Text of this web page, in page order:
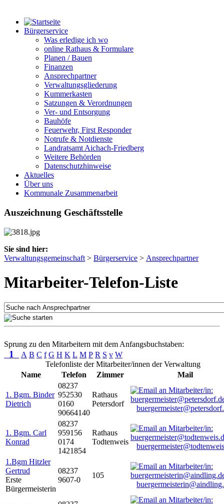
Bürgerservice
Was erledige ich wo
online Rathaus & Formulare
Planen / Bauen
Finanzen
Ansprechpartner
Verwaltungsgliederung
Kummerkasten
Satzungen & Verordnungen
Ver- und Entsorgung
Bauhöfe
Feuerwehr, First Responder
Notrufe & Notdienste
Landratsamt Aichach-Friedberg
Weitere Behörden
Datenschutzhinweise
Aktuelles
Über uns
Kommunale Zusammenarbeit
Auszeichnung Geschäftsstelle
Sie sind hier:
Verwaltungsgemeinschaft > Bürgerservice > Ansprechpartner
Mitarbeiter-Telefon-Liste
Sprung zu den Mitarbeitern mit dem Anfangsbuchstaben:
1 A B C f G H K L M P R S v W
Telefonliste der Mitarbeiter/innen der Verwaltung
Name
Telefon Zimmer Mail
1. Bgm. Binder
Dietrich
08237
952530
0160
90664140
Rathaus
Petersdorf
1. Bgm. Carl
Konrad
08237
959156
0174
1421854
Rathaus
Todtenweis
1.Bgm Hitzler
Gertrud
Erste
Bürgermeisterin
08237
9607-0
105